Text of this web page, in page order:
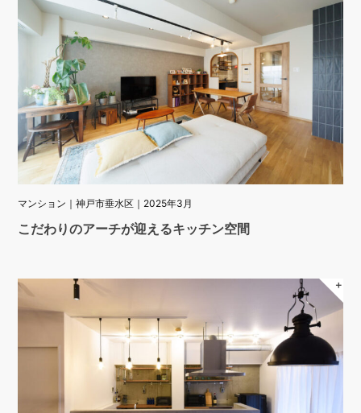
マンション｜神戸市垂水区｜2025年3月
こだわりのアーチが迎えるキッチン空間
＋